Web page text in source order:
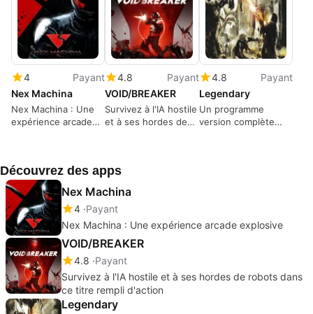
4
Payant
Nex Machina
Nex Machina : Une
expérience arcade
4.8
Payant
VOID/BREAKER
Survivez à l'IA hostile
et à ses hordes de
4.8
Payant
Legendary
Un programme
version complète
Découvrez des apps
Nex Machina
4 Payant
Nex Machina : Une expérience arcade explosive
VOID/BREAKER
4.8 Payant
Survivez à l'IA hostile et à ses hordes de robots dans
ce titre rempli d'action
Legendary